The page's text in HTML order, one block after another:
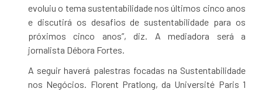
evoluiu o tema sustentabilidade nos últimos cinco anos
e discutirá os desafios de sustentabilidade para os
próximos cinco anos”, diz. A mediadora será a
jornalista Débora Fortes.
A seguir haverá palestras focadas na Sustentabilidade
nos Negócios. Florent Pratlong, da Université Paris 1